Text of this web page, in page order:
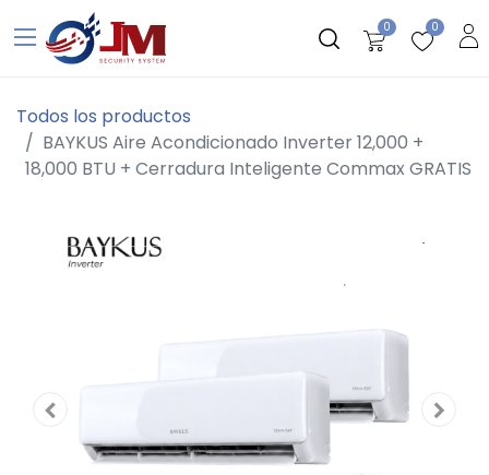
0 0
Todos los productos
BAYKUS Aire Acondicionado Inverter 12,000 +
18,000 BTU + Cerradura Inteligente Commax GRATIS